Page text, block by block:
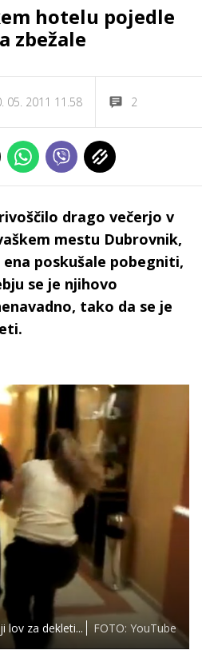
hotelu pojedle
zbežale
05. 2011 11.58 2
drago večerjo v
mestu Dubrovnik,
poskušale pobegniti,
se je njihovo
tako da se je
lov za dekleti... FOTO: YouTube